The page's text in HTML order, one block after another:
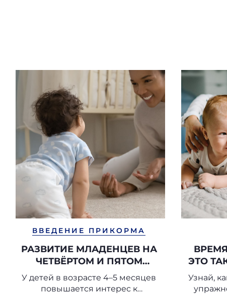
ВВЕДЕНИЕ ПРИКОРМА
РАЗВИТИЕ МЛАДЕНЦЕВ НА
ЧЕТВЁРТОМ И ПЯТОМ
МЕСЯЦАХ ЖИЗНИ
У детей в возрасте 4–5 месяцев
повышается интерес к
ЭТО
Узнай,